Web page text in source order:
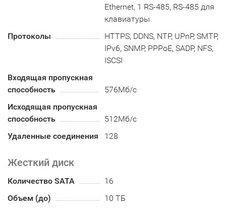
Ethernet, 1 RS-485, RS-485 для
клавиатуры
Протоколы
HTTPS, DDNS, NTP, UPnP, SMTP,
IPv6, SNMP, PPPoE, SADP, NFS,
ISCSI
Входящая пропускная
способность
576Мб/с
Исходящая пропускная
способность
512Мб/с
Удаленные соединения
128
Жесткий диск
Количество SATA
16
Объем (до)
10 ТБ